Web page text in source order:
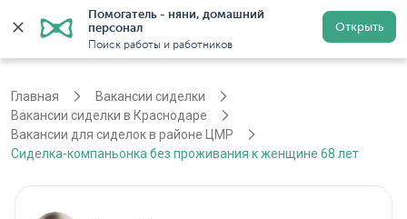
Помогатель - няни, домашний
персонал
Поиск работы и работников
Открыть
Краснодар Регистрация
Главная
Вакансии сиделки
Вакансии сиделки в Краснодаре
Вакансии для сиделок в районе ЦМР
Сиделка-компаньонка без проживания к женщине 68 лет